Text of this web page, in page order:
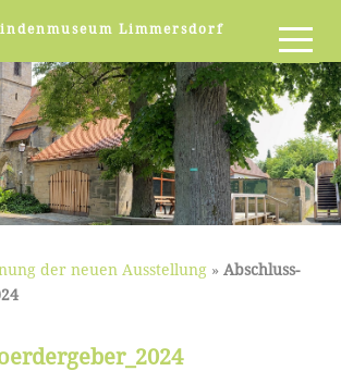
Limmersdorf
der neuen Ausstellung » Abschluss-